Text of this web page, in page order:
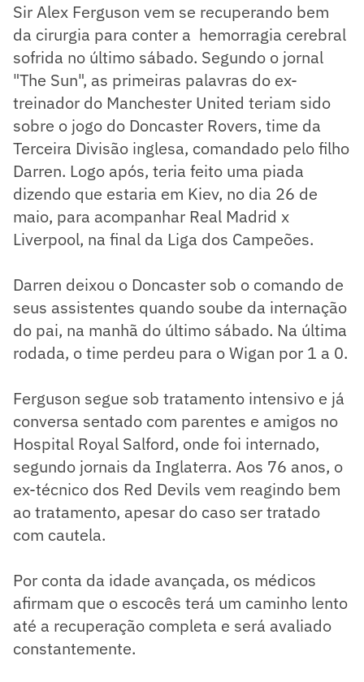
Sir Alex Ferguson vem se recuperando bem
da cirurgia para conter a hemorragia cerebral
sofrida no último sábado. Segundo o jornal
"The Sun", as primeiras palavras do ex-
treinador do Manchester United teriam sido
sobre o jogo do Doncaster Rovers, time da
Terceira Divisão inglesa, comandado pelo filho
Darren. Logo após, teria feito uma piada
dizendo que estaria em Kiev, no dia 26 de
maio, para acompanhar Real Madrid x
Liverpool, na final da Liga dos Campeões.
Darren deixou o Doncaster sob o comando de
seus assistentes quando soube da internação
do pai, na manhã do último sábado. Na última
rodada, o time perdeu para o Wigan por 1 a 0.
Ferguson segue sob tratamento intensivo e já
conversa sentado com parentes e amigos no
Hospital Royal Salford, onde foi internado,
segundo jornais da Inglaterra. Aos 76 anos, o
ex-técnico dos Red Devils vem reagindo bem
ao tratamento, apesar do caso ser tratado
com cautela.
Por conta da idade avançada, os médicos
afirmam que o escocês terá um caminho lento
até a recuperação completa e será avaliado
constantemente.